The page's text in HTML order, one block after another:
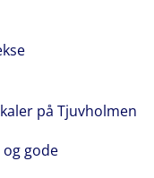
på Tjuvholmen
gode